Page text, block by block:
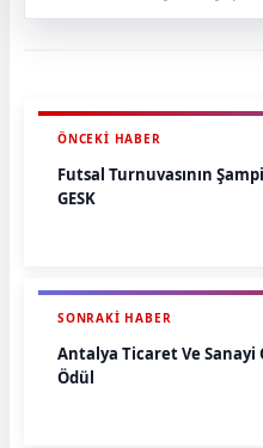
ÖNCEKI HABER
Futsal Turnuvasının
GESK
SONRAKI HABER
Antalya Ticaret Ve Sanayi
Ödül